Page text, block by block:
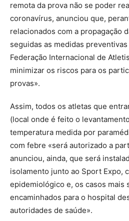
remota da prova não se poder
coronavírus, anunciou que,
relacionados com a propagação
seguidas as medidas
Federação Internacional de
minimizar os riscos para os
provas».
Assim, todos os atletas que
(local onde é feito o
temperatura medida por
com febre «será autorizado a
anunciou, ainda, que será
isolamento junto ao Sport Expo,
epidemiológico e, os casos mais
encaminhados para o hospital
autoridades de saúde».